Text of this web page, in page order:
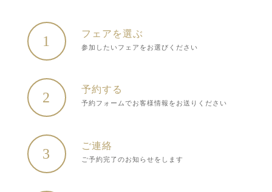
1
フェアを選ぶ
参加したいフェアをお選びください
2
予約する
予約フォームでお客様情報をお送りください
3
ご連絡
ご予約完了のお知らせをします